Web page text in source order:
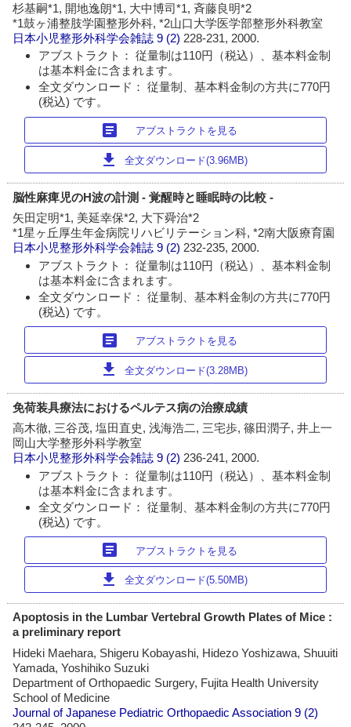
杉基嗣*1, 開地逸朗*1, 大中博司*1, 斉藤良明*2
*1鼓ヶ浦整肢学園整形外科, *2山口大学医学部整形外科教室
日本小児整形外科学会雑誌 9 (2) 228-231, 2000.
アブストラクト： 従量制は110円（税込）、基本料金制
は基本料金に含まれます。
全文ダウンロード： 従量制、基本料金制の方共に770円
(税込) です。
article アブストラクトを見る
download 全文ダウンロード(3.96MB)
脳性麻痺児のH波の計測 - 覚醒時と睡眠時の比較 -
矢田定明*1, 美延幸保*2, 大下舜治*2
*1星ヶ丘厚生年金病院リハビリテーション科, *2南大阪療育園
日本小児整形外科学会雑誌 9 (2)232-235, 2000.
アブストラクト： 従量制は110円（税込）、基本料金制
は基本料金に含まれます。
全文ダウンロード： 従量制、基本料金制の方共に770円
(税込) です。
article アブストラクトを見る
download 全文ダウンロード(3.28MB)
免荷装具療法におけるペルテス病の治療成績
高木徹, 三谷茂, 塩田直史, 浅海浩二, 三宅歩, 篠田潤子, 井上一
岡山大学整形外科学教室
日本小児整形外科学会雑誌 9 (2) 236-241, 2000.
アブストラクト： 従量制は110円（税込）、基本料金制
は基本料金に含まれます。
全文ダウンロード： 従量制、基本料金制の方共に770円
(税込) です。
article アブストラクトを見る
download 全文ダウンロード(5.50MB)
Apoptosis in the Lumbar Vertebral Growth Plates of Mice :
a preliminary report
Hideki Maehara, Shigeru Kobayashi, Hidezo Yoshizawa, Shuuiti
Yamada, Yoshihiko Suzuki
Department of Orthopaedic Surgery, Fujita Health University
School of Medicine
Journal of Japanese Pediatric Orthopaedic Association 9 (2)